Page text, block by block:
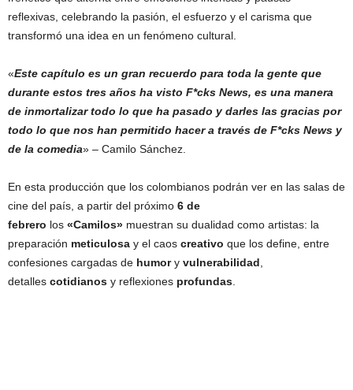
reflexivas, celebrando la pasión, el esfuerzo y el carisma que
transformó una idea en un fenómeno cultural.
«Este capítulo es un gran recuerdo para toda la gente que
durante estos tres años ha visto F*cks News, es una manera
de inmortalizar todo lo que ha pasado y darles las gracias por
todo lo que nos han permitido hacer a través de F*cks News y
de la comedia» – Camilo Sánchez.
En esta producción que los colombianos podrán ver en las salas de
cine del país, a partir del próximo 6 de
febrero los «Camilos» muestran su dualidad como artistas: la
preparación meticulosa y el caos creativo que los define, entre
confesiones cargadas de humory vulnerabilidad,
detalles cotidianos y reflexiones profundas.